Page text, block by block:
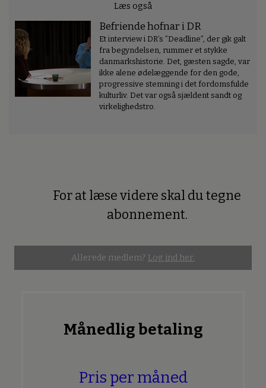
Læs også
Befriende hofnar i DR
Et interview i DR’s ”Deadline”, der gik galt
fra begyndelsen, rummer et stykke
danmarkshistorie. Det, gæsten sagde, var
ikke alene ødelæggende for den gode,
progressive stemning i det fordomsfulde
kulturliv. Det var også sjældent sandt og
virkelighedstro.
For at læse videre skal du tegne
abonnement.
Allerede medlem? Log ind her.
Månedlig betaling
Pris per måned